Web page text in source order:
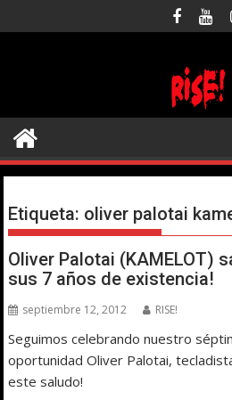
al
Etiqueta: oliver palotai
Oliver Palotai (KAMELOT)
sus 7 años de existencia!
septiembre 12, 2012 RISE!
Seguimos celebrando nuestro
oportunidad Oliver Palotai,
este saludo!